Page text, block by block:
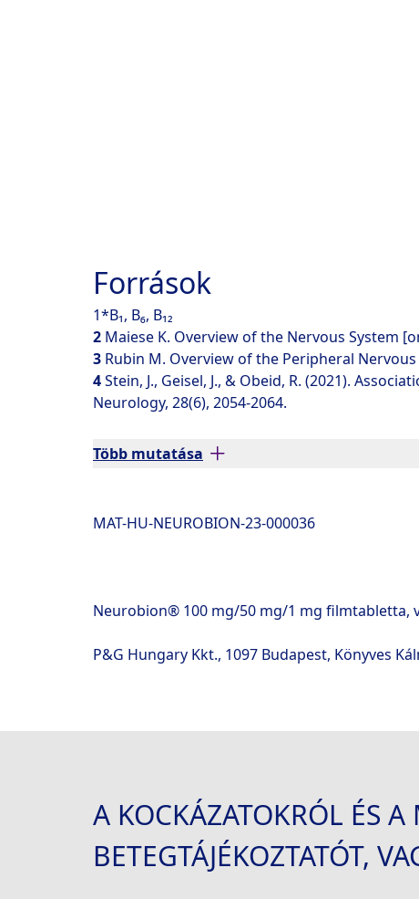
Több mutatása
Források
1*B₁, B₆, B₁₂
2 Maiese K. Overview of the Nervous System
3 Rubin M. Overview of the Peripheral
4Stein, J., Geisel, J., & Obeid, R. (2021).
Neurology, 28(6), 2054-2064.
MAT-HU-NEUROBION-23-000036
Neurobion® 100 mg/50 mg/1 mg filmtabletta,
P&G Hungary Kkt., 1097 Budapest, Könyves
A KOCKÁZATOKRÓL ÉS
BETEGTÁJÉKOZTATÓT,